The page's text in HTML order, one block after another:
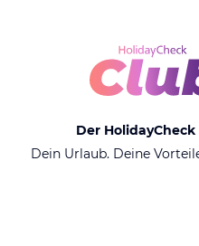
Der HolidayCheck
Dein Urlaub. Deine